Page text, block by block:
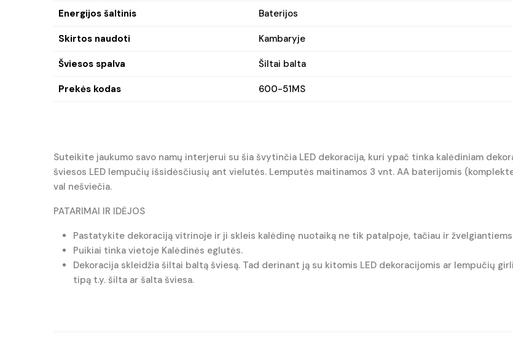
Energijos šaltinis Baterijos
Skirtos naudoti Kambaryje
Šviesos spalva Šiltai balta
Prekės kodas 600-51MS
Suteikite jaukumo savo namų interjerui su šia švytinčia LED dekoracija, kuri ypač tinka kalėdiniam
šviesos LED lempučių išsidėsčiusių ant vielutės. Lemputės maitinamos 3 vnt. AA baterijomis
val nešviečia.
PATARIMAI IR IDĖJOS
Pastatykite dekoraciją vitrinoje ir ji skleis kalėdinę nuotaiką ne tik patalpoje, tačiau ir žvelgiantiems
Puikiai tinka vietoje Kalėdinės eglutės.
Dekoracija skleidžia šiltai baltą šviesą. Tad derinant ją su kitomis LED dekoracijomis ar lempučių
tipą t.y. šilta ar šalta šviesa.